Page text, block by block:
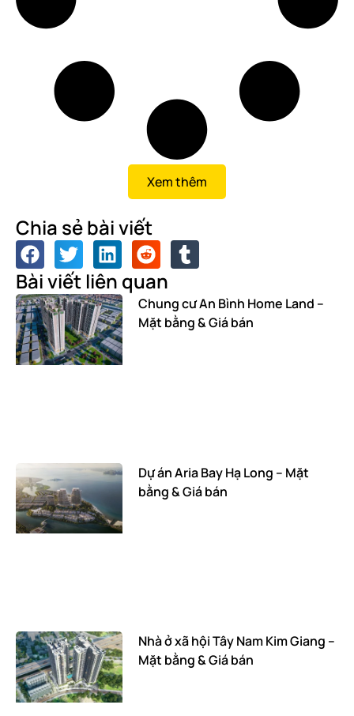
Xem thêm
Chia sẻ bài viết
Bài viết liên quan
Chung cư An Bình Home Land –
Mặt bằng & Giá bán
Dự án Aria Bay Hạ Long – Mặt
bằng & Giá bán
Nhà ở xã hội Tây Nam Kim Giang –
Mặt bằng & Giá bán